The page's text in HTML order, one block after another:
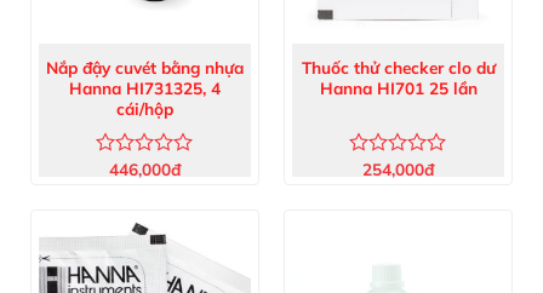
NHẬN BÁO GIÁ & KHUYẾN MÃI
Nắp đậy cuvét bằng nhựa
Hanna HI731325, 4
cái/hộp
Được
5
sao
446,000đ
Thuốc thử checker clo dư
Hanna HI701 25 lần
Được
254,000đ